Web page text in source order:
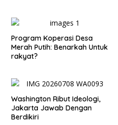
Program Koperasi Desa
Merah Putih: Benarkah Untuk
rakyat?
Washington Ribut Ideologi,
Jakarta Jawab Dengan
Berdikiri